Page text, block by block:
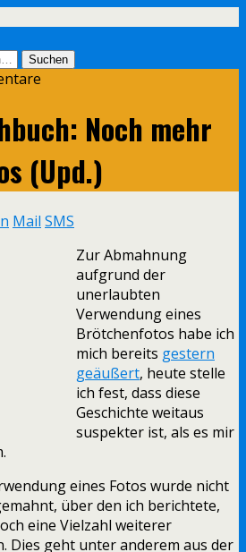
Noch mehr
(Upd.)
Mail SMS
Zur Abmahnung
aufgrund der
unerlaubten
Verwendung eines
Brötchenfotos habe ich
mich bereits gestern
geäußert, heute stelle
ich fest, dass diese
Geschichte weitaus
suspekter ist, als es mir
eines Fotos wurde nicht
über den ich berichtete,
eine Vielzahl weiterer
Dies geht unter anderem aus der